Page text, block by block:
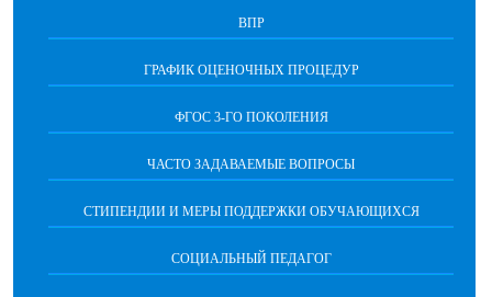
ВПР
ГРАФИК ОЦЕНОЧНЫХ ПРОЦЕДУР
ФГОС 3-ГО ПОКОЛЕНИЯ
ЧАСТО ЗАДАВАЕМЫЕ ВОПРОСЫ
СТИПЕНДИИ И МЕРЫ ПОДДЕРЖКИ ОБУЧАЮЩИХСЯ
СОЦИАЛЬНЫЙ ПЕДАГОГ